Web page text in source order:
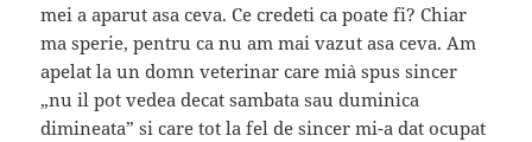
mei a aparut asa ceva. Ce credeti ca poate fi? Chiar
ma sperie, pentru ca nu am mai vazut asa ceva. Am
apelat la un domn veterinar care mi`a spus sincer
„nu il pot vedea decat sambata sau duminica
dimineata” si care tot la fel de sincer mi-a dat ocupat